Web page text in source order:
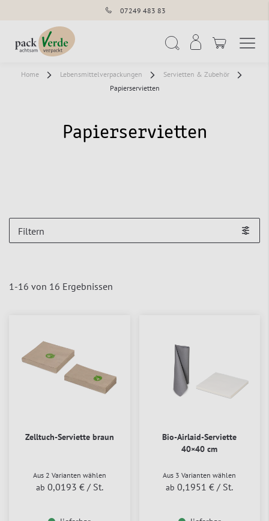
07249 483 83
Home Lebensmittelverpackungen
Servietten & Zubehör
Papierservietten
Papierservietten
1-16 von 16 Ergebnissen
Zelltuch-Serviette braun
Aus 2 Varianten wählen
ab 0,0193 € / St.
Bio-Airlaid-Serviette
40×40 cm
Aus 3 Varianten wählen
ab 0,1951 € / St.
Filtern